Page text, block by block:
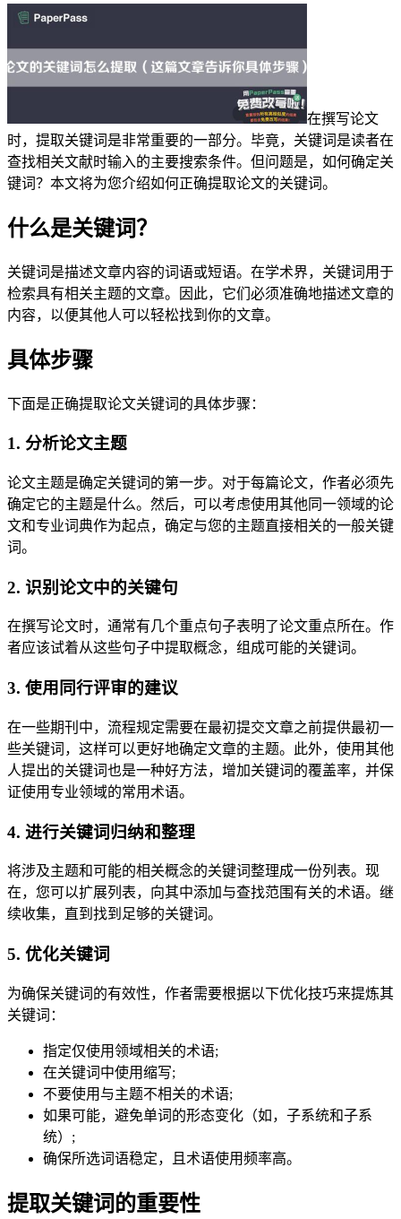
在撰写论文
时，提取关键词是非常重要的一部分。毕竟，关键词是读者在
查找相关文献时输入的主要搜索条件。但问题是，如何确定关
键词？本文将为您介绍如何正确提取论文的关键词。
什么是关键词？
关键词是描述文章内容的词语或短语。在学术界，关键词用于
检索具有相关主题的文章。因此，它们必须准确地描述文章的
内容，以便其他人可以轻松找到你的文章。
具体步骤
下面是正确提取论文关键词的具体步骤：
1. 分析论文主题
论文主题是确定关键词的第一步。对于每篇论文，作者必须先
确定它的主题是什么。然后，可以考虑使用其他同一领域的论
文和专业词典作为起点，确定与您的主题直接相关的一般关键
词。
2. 识别论文中的关键句
在撰写论文时，通常有几个重点句子表明了论文重点所在。作
者应该试着从这些句子中提取概念，组成可能的关键词。
3. 使用同行评审的建议
在一些期刊中，流程规定需要在最初提交文章之前提供最初一
些关键词，这样可以更好地确定文章的主题。此外，使用其他
人提出的关键词也是一种好方法，增加关键词的覆盖率，并保
证使用专业领域的常用术语。
4. 进行关键词归纳和整理
将涉及主题和可能的相关概念的关键词整理成一份列表。现
在，您可以扩展列表，向其中添加与查找范围有关的术语。继
续收集，直到找到足够的关键词。
5. 优化关键词
为确保关键词的有效性，作者需要根据以下优化技巧来提炼其
关键词：
指定仅使用领域相关的术语;
在关键词中使用缩写;
不要使用与主题不相关的术语;
如果可能，避免单词的形态变化（如，子系统和子系
统）;
确保所选词语稳定，且术语使用频率高。
提取关键词的重要性